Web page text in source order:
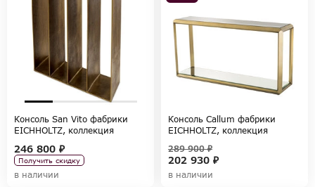
Консоль San Vito фабрики
EICHHOLTZ, коллекция
246 800 ₽
Получить скидку
в наличии
Консоль Callum фабрики
EICHHOLTZ, коллекция
202 930 ₽
289 900 ₽
в наличии